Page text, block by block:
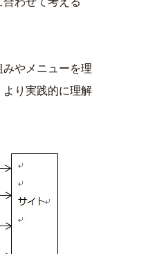
やメニューを理
り実践的に理解